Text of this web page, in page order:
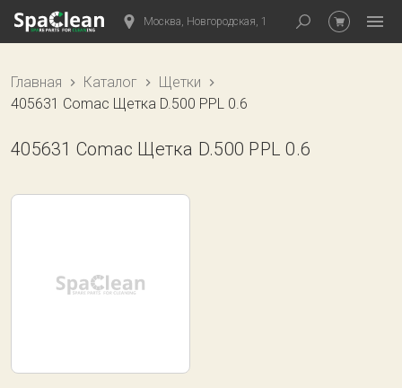
Москва, Новгородская, 1
Главная Каталог
Щетки
405631 Comac Щетка D.500 PPL 0.6
405631 Comac Щетка D.500 PPL 0.6